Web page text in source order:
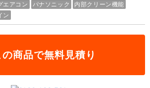
エアコン
パナソニック
内部クリーン機能
ン
の商品で無料見積り